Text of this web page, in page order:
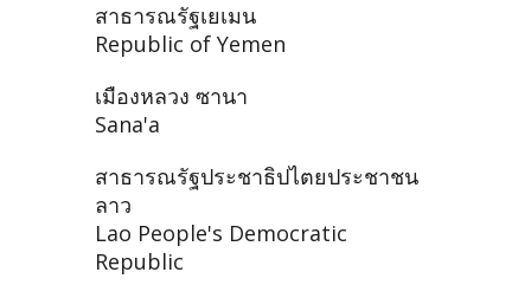
สาธารณรัฐเยเมน
Republic of Yemen
เมืองหลวง ซานา
Sana'a
สาธารณรัฐประชาธิปไตยประชาชน
ลาว
Lao People's Democratic
Republic